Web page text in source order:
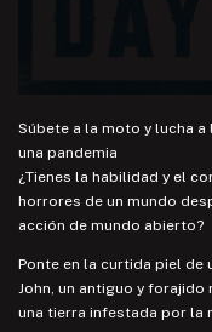
Súbete a la moto y lucha
una pandemia
¿Tienes la habilidad y el
horrores de un mundo
acción de mundo abierto?
Ponte en la curtida piel de
John, un antiguo y
una tierra infestada por la